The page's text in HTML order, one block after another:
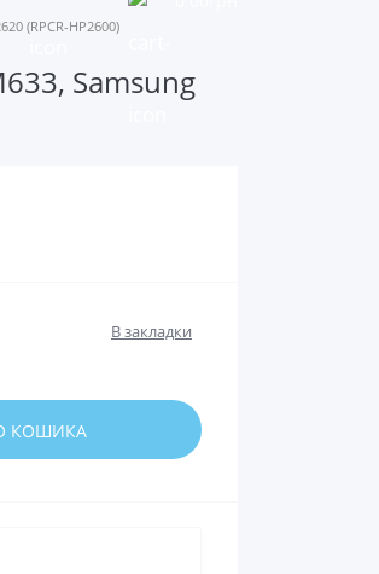
(RPCR-HP2600)
Samsung
В закладки
КОШИКА